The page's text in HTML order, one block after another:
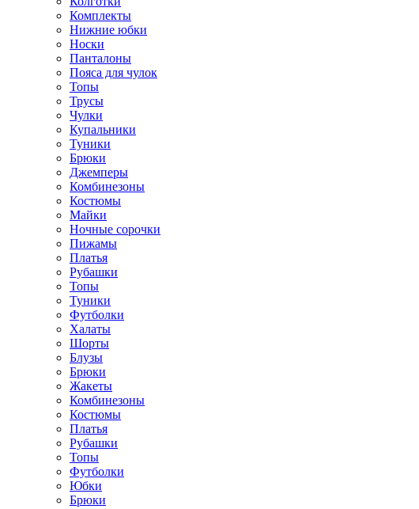
Комплекты
Нижние юбки
Носки
Панталоны
Поясa для чулок
Топы
Трусы
Чулки
Купальники
Туники
Брюки
Джемперы
Комбинезоны
Костюмы
Майки
Ночные сорочки
Пижамы
Платья
Рубашки
Топы
Туники
Футболки
Халаты
Шорты
Блузы
Брюки
Жакеты
Комбинезоны
Костюмы
Платья
Рубашки
Топы
Футболки
Юбки
Брюки